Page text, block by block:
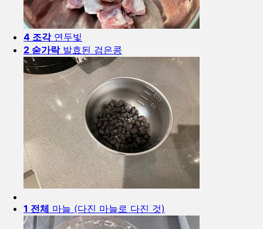
4 조각연두빛
2 숟가락발효된 검은콩
1 전체 마늘 (다진 마늘로 다진 것)